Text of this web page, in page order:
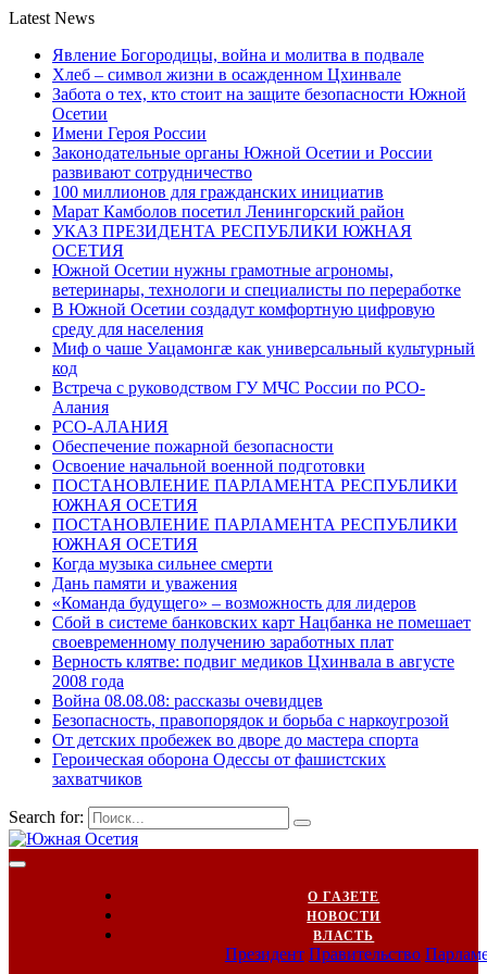
Latest News
Явление Богородицы, война и молитва в подвале
Хлеб – символ жизни в осажденном Цхинвале
Забота о тех, кто стоит на защите безопасности Южной
Осетии
Имени Героя России
Законодательные органы Южной Осетии и России
развивают сотрудничество
100 миллионов для гражданских инициатив
Марат Камболов посетил Ленингорский район
УКАЗ ПРЕЗИДЕНТА РЕСПУБЛИКИ ЮЖНАЯ
ОСЕТИЯ
Южной Осетии нужны грамотные агрономы,
ветеринары, технологи и специалисты по переработке
В Южной Осетии создадут комфортную цифровую
среду для населения
Миф о чаше Уацамонгæ как универсальный культурный
код
Встреча с руководством ГУ МЧС России по РСО-
Алания
РСО-АЛАНИЯ
Обеспечение пожарной безопасности
Освоение начальной военной подготовки
ПОСТАНОВЛЕНИЕ ПАРЛАМЕНТА РЕСПУБЛИКИ
ЮЖНАЯ ОСЕТИЯ
ПОСТАНОВЛЕНИЕ ПАРЛАМЕНТА РЕСПУБЛИКИ
ЮЖНАЯ ОСЕТИЯ
Когда музыка сильнее смерти
Дань памяти и уважения
«Команда будущего» – возможность для лидеров
Сбой в системе банковских карт Нацбанка не помешает
своевременному получению заработных плат
Верность клятве: подвиг медиков Цхинвала в августе
2008 года
Война 08.08.08: рассказы очевидцев
Безопасность, правопорядок и борьба с наркоугрозой
От детских пробежек во дворе до мастера спорта
Героическая оборона Одессы от фашистских
захватчиков
Search for:
О ГАЗЕТЕ
НОВОСТИ
ВЛАСТЬ
Президент Правительство